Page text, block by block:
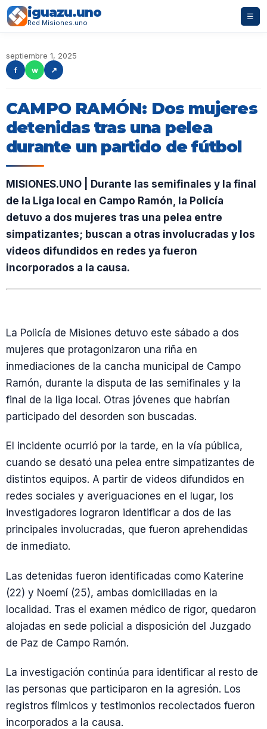
iguazu.uno
Red Misiones.uno
☰
septiembre 1, 2025
f
w ↗
CAMPO RAMÓN: Dos mujeres
detenidas tras una pelea
durante un partido de fútbol
MISIONES.UNO | Durante las semifinales y la final
de la Liga local en Campo Ramón, la Policía
detuvo a dos mujeres tras una pelea entre
simpatizantes; buscan a otras involucradas y los
videos difundidos en redes ya fueron
incorporados a la causa.
La Policía de Misiones detuvo este sábado a dos
mujeres que protagonizaron una riña en
inmediaciones de la cancha municipal de Campo
Ramón, durante la disputa de las semifinales y la
final de la liga local. Otras jóvenes que habrían
participado del desorden son buscadas.
El incidente ocurrió por la tarde, en la vía pública,
cuando se desató una pelea entre simpatizantes de
distintos equipos. A partir de videos difundidos en
redes sociales y averiguaciones en el lugar, los
investigadores lograron identificar a dos de las
principales involucradas, que fueron aprehendidas
de inmediato.
Las detenidas fueron identificadas como Katerine
(22) y Noemí (25), ambas domiciliadas en la
localidad. Tras el examen médico de rigor, quedaron
alojadas en sede policial a disposición del Juzgado
de Paz de Campo Ramón.
La investigación continúa para identificar al resto de
las personas que participaron en la agresión. Los
registros fílmicos y testimonios recolectados fueron
incorporados a la causa.